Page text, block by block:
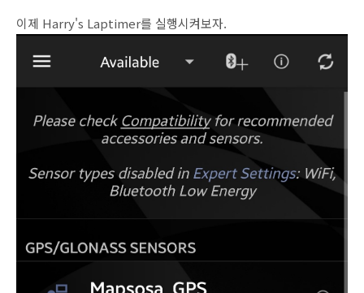
이제 Harry's Laptimer를 실행시켜보자.